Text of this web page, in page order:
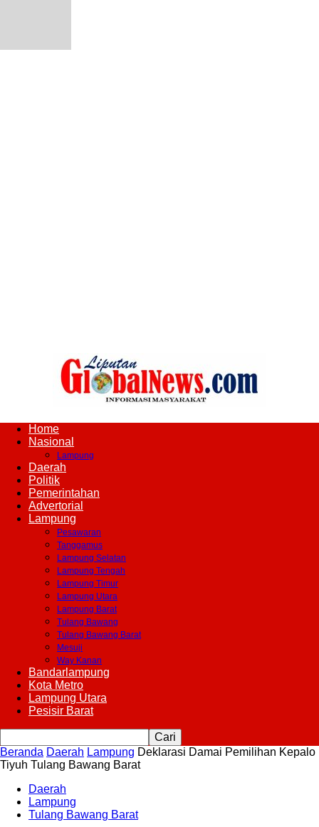
Home
Nasional
Lampung
Daerah
Politik
Pemerintahan
Advertorial
Lampung
Pesawaran
Tanggamus
Lampung Selatan
Lampung Tengah
Lampung Timur
Lampung Utara
Lampung Barat
Tulang Bawang
Tulang Bawang Barat
Mesuji
Way Kanan
Bandarlampung
Kota Metro
Lampung Utara
Pesisir Barat
Beranda Daerah Lampung Deklarasi Damai Pemilihan Kepalo
Tiyuh Tulang Bawang Barat
Daerah
Lampung
Tulang Bawang Barat